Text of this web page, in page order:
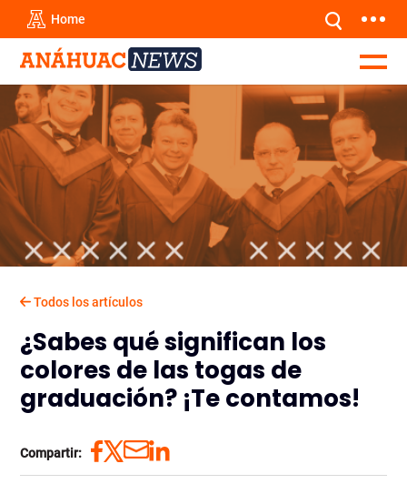
Home
Todos los artículos
¿Sabes qué significan los
colores de las togas de
graduación? ¡Te contamos!
Compartir: